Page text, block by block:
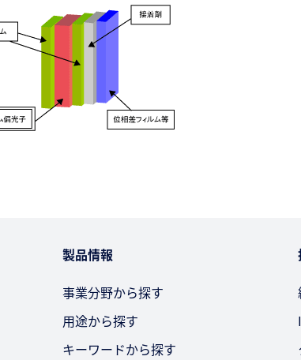
製品情報
事業分野から探す
用途から探す
キーワードから探す